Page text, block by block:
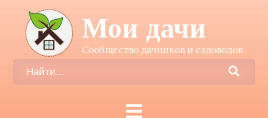
Мои дачи
Сообщество дачников и садоводов